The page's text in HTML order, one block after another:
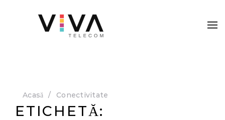
Acasă Conectivitate
ETICHETĂ: